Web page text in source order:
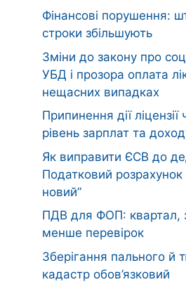
Фінансові порушення:
строки збільшують
Зміни до закону про
УБД і прозора оплата
нещасних випадках
Припинення дії
рівень зарплат та
Як виправити ЄСВ до
Податковий розрахунок
новий”
ПДВ для ФОП: квартал,
менше перевірок
Зберігання пального й
кадастр обов’язковий